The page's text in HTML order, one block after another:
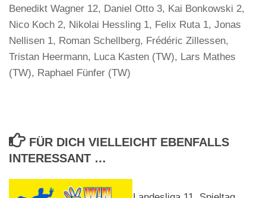
Benedikt Wagner 12, Daniel Otto 3, Kai Bonkowski 2,
Nico Koch 2, Nikolai Hessling 1, Felix Ruta 1, Jonas
Nellisen 1, Roman Schellberg, Frédéric Zillessen,
Tristan Heermann, Luca Kasten (TW), Lars Mathes
(TW), Raphael Fünfer (TW)
FÜR DICH VIELLEICHT EBENFALLS
INTERESSANT …